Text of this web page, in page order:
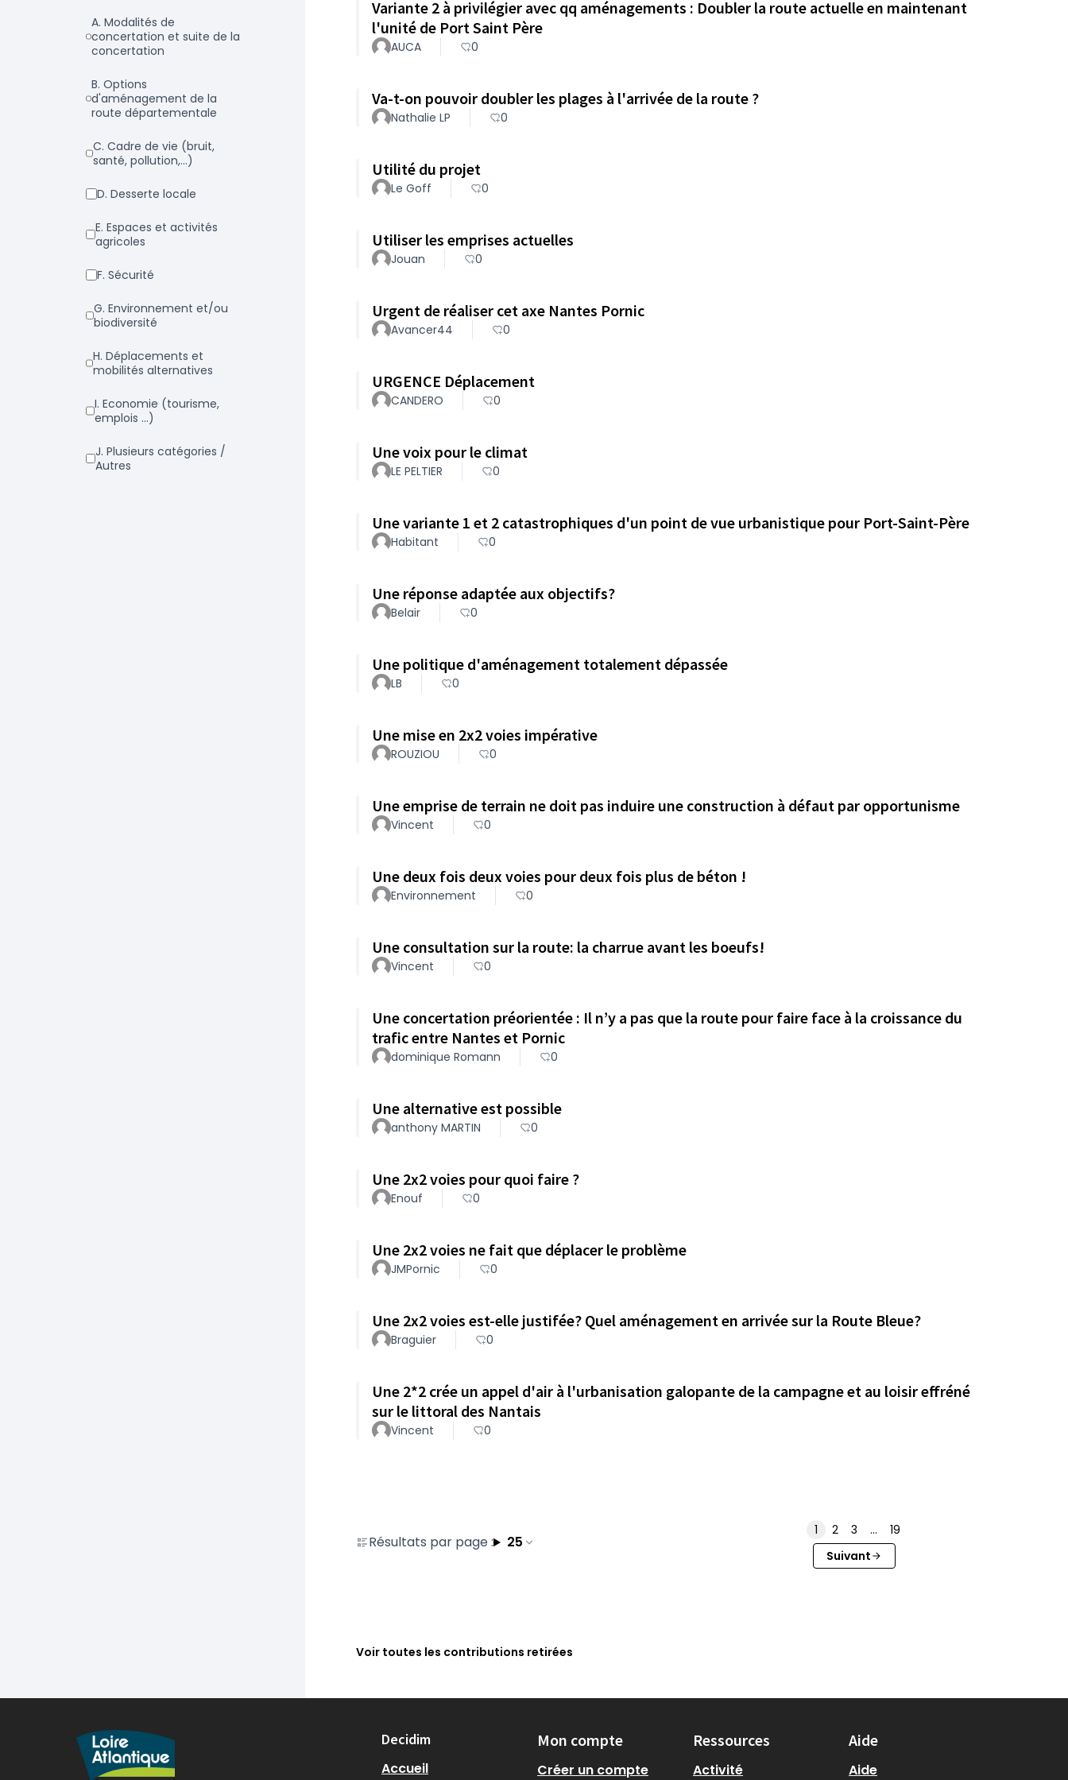
a. Modalités de
concertation et suite de la
concertation
b. Options
d'aménagement de la
route départementale
c. Cadre de vie (bruit,
santé, pollution,...)
d. Desserte locale
e. Espaces et activités
agricoles
f. Sécurité
g. Environnement et/ou
biodiversité
h. Déplacements et
mobilités alternatives
i. Economie (tourisme,
emplois ...)
j. Plusieurs catégories /
Autres
Variante 2 à privilégier avec qq aménagements : Doubler la route actuelle en maintenant
l'unité de Port Saint Père
AUCA 0
Va-t-on pouvoir doubler les plages à l'arrivée de la route ?
Nathalie LP 0
Utilité du projet
Le Goff 0
Utiliser les emprises actuelles
Jouan 0
Urgent de réaliser cet axe Nantes Pornic
Avancer44 0
URGENCE Déplacement
CANDERO 0
Une voix pour le climat
LE PELTIER 0
Une variante 1 et 2 catastrophiques d'un point de vue urbanistique pour Port-Saint-Père
Habitant 0
Une réponse adaptée aux objectifs?
Belair 0
Une politique d'aménagement totalement dépassée
LB 0
Une mise en 2x2 voies impérative
ROUZIOU 0
Une emprise de terrain ne doit pas induire une construction à défaut par opportunisme
Vincent 0
Une deux fois deux voies pour deux fois plus de béton !
Environnement 0
Une consultation sur la route: la charrue avant les boeufs!
Vincent 0
Une concertation préorientée : Il n’y a pas que la route pour faire face à la croissance du
trafic entre Nantes et Pornic
dominique Romann 0
Une alternative est possible
anthony MARTIN 0
Une 2x2 voies pour quoi faire ?
Enouf 0
Une 2x2 voies ne fait que déplacer le problème
JMPornic 0
Une 2x2 voies est-elle justifée? Quel aménagement en arrivée sur la Route Bleue?
Braguier 0
Une 2*2 crée un appel d'air à l'urbanisation galopante de la campagne et au loisir effréné
sur le littoral des Nantais
Vincent 0
Résultats par page : 25
1 2 3 …
19
Suivant
Voir toutes les contributions retirées
Decidim
Accueil
Mon compte
Créer un compte
Ressources
Activité
Aide
Aide